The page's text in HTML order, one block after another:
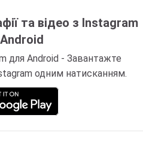
та відео з Instagram
для Android - Завантажте
одним натисканням.